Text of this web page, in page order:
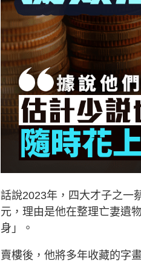
話說2023年，四大才子之一
元，理由是他在整理亡妻遺
身」。
賣樓後，他將多年收藏的字